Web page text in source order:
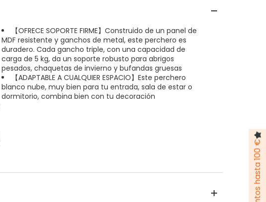
【OFRECE SOPORTE FIRME】Construido de un panel de
MDF resistente y ganchos de metal, este perchero es
duradero. Cada gancho triple, con una capacidad de
carga de 5 kg, da un soporte robusto para abrigos
pesados, chaquetas de invierno y bufandas gruesas
【ADAPTABLE A CUALQUIER ESPACIO】Este perchero
blanco nube, muy bien para tu entrada, sala de estar o
dormitorio, combina bien con tu decoración